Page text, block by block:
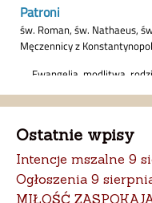
Ostatnie wpisy
Intencje mszalne 9
Ogłoszenia 9
MIŁOŚĆ